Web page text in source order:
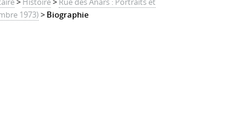
> Histoire> Rue des Anars : Portraits et
1973)> Biographie